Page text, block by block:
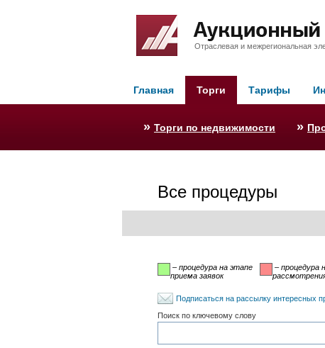
Отраслевая и межрегиональная
Главная Торги Тарифы
» Торги по недвижимости »
Все процедуры
– процедура на этапе
приема заявок
– процедура
Подписаться на рассылку интересных
Поиск по ключевому слову